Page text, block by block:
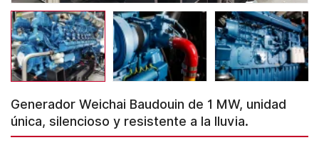
Generador Weichai Baudouin de 1 MW, unidad
única, silencioso y resistente a la lluvia.